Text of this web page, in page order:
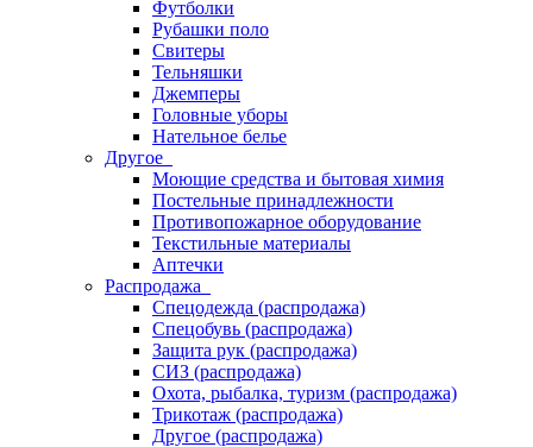
Футболки
Рубашки поло
Свитеры
Тельняшки
Джемперы
Головные уборы
Нательное белье
Другое
Моющие средства и бытовая химия
Постельные принадлежности
Противопожарное оборудование
Текстильные материалы
Аптечки
Распродажа
Спецодежда (распродажа)
Спецобувь (распродажа)
Защита рук (распродажа)
СИЗ (распродажа)
Охота, рыбалка, туризм (распродажа)
Трикотаж (распродажа)
Другое (распродажа)